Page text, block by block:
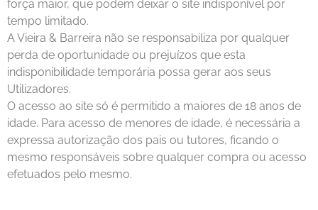
força maior, que podem deixar o site indisponível por
tempo limitado.
A Vieira & Barreira não se responsabiliza por qualquer
perda de oportunidade ou prejuízos que esta
indisponibilidade temporária possa gerar aos seus
Utilizadores.
O acesso ao site só é permitido a maiores de 18 anos de
idade. Para acesso de menores de idade, é necessária a
expressa autorização dos pais ou tutores, ficando o
mesmo responsáveis sobre qualquer compra ou acesso
efetuados pelo mesmo.